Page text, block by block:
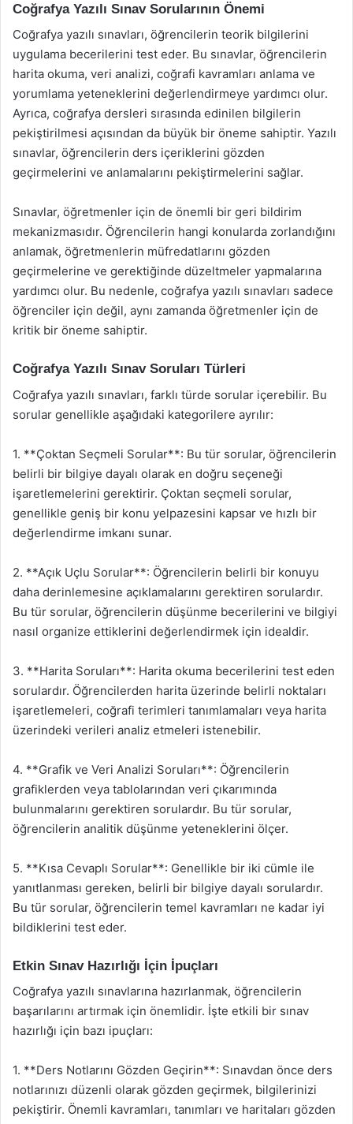
Coğrafya Yazılı Sınav Sorularının Önemi
Coğrafya yazılı sınavları, öğrencilerin teorik bilgilerini
uygulama becerilerini test eder. Bu sınavlar, öğrencilerin
harita okuma, veri analizi, coğrafi kavramları anlama ve
yorumlama yeteneklerini değerlendirmeye yardımcı olur.
Ayrıca, coğrafya dersleri sırasında edinilen bilgilerin
pekiştirilmesi açısından da büyük bir öneme sahiptir. Yazılı
sınavlar, öğrencilerin ders içeriklerini gözden
geçirmelerini ve anlamalarını pekiştirmelerini sağlar.
Sınavlar, öğretmenler için de önemli bir geri bildirim
mekanizmasıdır. Öğrencilerin hangi konularda zorlandığını
anlamak, öğretmenlerin müfredatlarını gözden
geçirmelerine ve gerektiğinde düzeltmeler yapmalarına
yardımcı olur. Bu nedenle, coğrafya yazılı sınavları sadece
öğrenciler için değil, aynı zamanda öğretmenler için de
kritik bir öneme sahiptir.
Coğrafya Yazılı Sınav Soruları Türleri
Coğrafya yazılı sınavları, farklı türde sorular içerebilir. Bu
sorular genellikle aşağıdaki kategorilere ayrılır:
1. **Çoktan Seçmeli Sorular**: Bu tür sorular, öğrencilerin
belirli bir bilgiye dayalı olarak en doğru seçeneği
işaretlemelerini gerektirir. Çoktan seçmeli sorular,
genellikle geniş bir konu yelpazesini kapsar ve hızlı bir
değerlendirme imkanı sunar.
2. **Açık Uçlu Sorular**: Öğrencilerin belirli bir konuyu
daha derinlemesine açıklamalarını gerektiren sorulardır.
Bu tür sorular, öğrencilerin düşünme becerilerini ve bilgiyi
nasıl organize ettiklerini değerlendirmek için idealdir.
3. **Harita Soruları**: Harita okuma becerilerini test eden
sorulardır. Öğrencilerden harita üzerinde belirli noktaları
işaretlemeleri, coğrafi terimleri tanımlamaları veya harita
üzerindeki verileri analiz etmeleri istenebilir.
4. **Grafik ve Veri Analizi Soruları**: Öğrencilerin
grafiklerden veya tablolarından veri çıkarımında
bulunmalarını gerektiren sorulardır. Bu tür sorular,
öğrencilerin analitik düşünme yeteneklerini ölçer.
5. **Kısa Cevaplı Sorular**: Genellikle bir iki cümle ile
yanıtlanması gereken, belirli bir bilgiye dayalı sorulardır.
Bu tür sorular, öğrencilerin temel kavramları ne kadar iyi
bildiklerini test eder.
Etkin Sınav Hazırlığı İçin İpuçları
Coğrafya yazılı sınavlarına hazırlanmak, öğrencilerin
başarılarını artırmak için önemlidir. İşte etkili bir sınav
hazırlığı için bazı ipuçları:
1. **Ders Notlarını Gözden Geçirin**: Sınavdan önce ders
notlarınızı düzenli olarak gözden geçirmek, bilgilerinizi
pekiştirir. Önemli kavramları, tanımları ve haritaları gözden